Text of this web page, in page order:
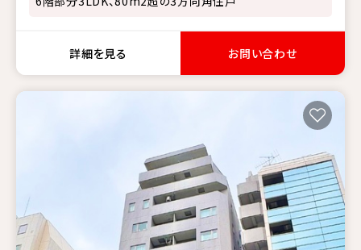
詳細を見る お問い合わせ